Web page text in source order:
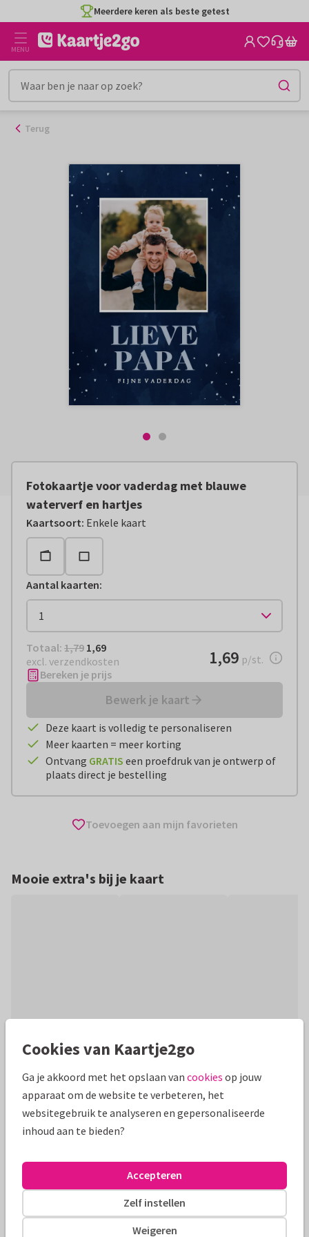
naar
inhoud
Meerdere keren als beste getest
MENU
Terug
Fotokaartje voor vaderdag met blauwe
waterverf en hartjes
Kaartsoort: Enkele kaart
Aantal kaarten:
Totaal: € 1,69
Totaal: 1,79 1,69
excl. verzendkosten
€ 1,69per stuk
1,69 p/st.
Bereken je prijs
Bewerk je kaart
Deze kaart is volledig te personaliseren
Meer kaarten = meer korting
Ontvang GRATIS een proefdruk van je ontwerp of
plaats direct je bestelling
Toevoegen aan mijn favorieten
Mooie extra's bij je kaart
Productinformatie
Stijlvol waterverf vaderdagkaart in donkerblauw. Met vrolijke
dwarrel hartjes en grote foto. Voor de liefste papa.
Alle kaarten zijn helemaal naar wens aan te passen
Rosemarijn
Formaten en tarieven
Cookies van Kaartje2go
Ga je akkoord met het opslaan van cookies op jouw
apparaat om de website te verbeteren, het
websitegebruik te analyseren en gepersonaliseerde
inhoud aan te bieden?
Weigeren
Zelf instellen
Accepteren